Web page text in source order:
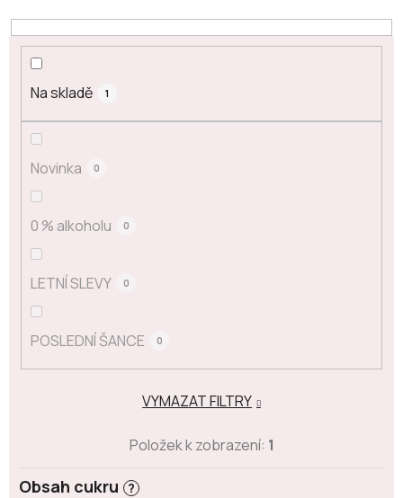
Na skladě 1
Novinka 0
0 % alkoholu 0
LETNÍ SLEVY 0
POSLEDNÍ ŠANCE 0
Obsah cukru ?
VYMAZAT FILTRY
Položek k zobrazení: 1